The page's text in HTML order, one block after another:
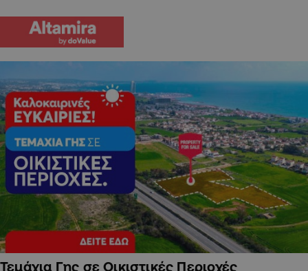
Τεμάχια Γης σε Οικιστικές Περιοχές